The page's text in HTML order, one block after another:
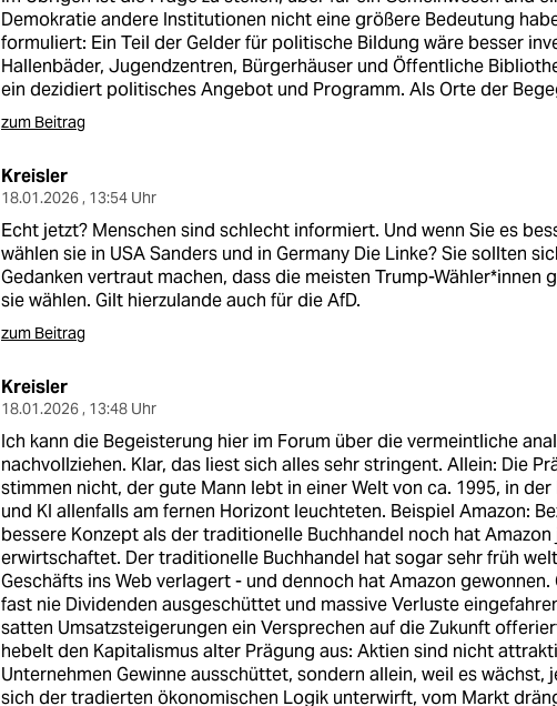
Demokratie andere Institutionen nicht eine größere Bedeutung
formuliert: Ein Teil der Gelder für politische Bildung wäre besser
Hallenbäder, Jugendzentren, Bürgerhäuser und Öffentliche
ein dezidiert politisches Angebot und Programm. Als Orte der
zum Beitrag
Kreisler
18.01.2026 , 13:54 Uhr
Echt jetzt? Menschen sind schlecht informiert. Und wenn Sie es
wählen sie in USA Sanders und in Germany Die Linke? Sie sollten
Gedanken vertraut machen, dass die meisten Trump-Wähler*innen
sie wählen. Gilt hierzulande auch für die AfD.
zum Beitrag
Kreisler
18.01.2026 , 13:48 Uhr
Ich kann die Begeisterung hier im Forum über die vermeintliche
nachvollziehen. Klar, das liest sich alles sehr stringent. Allein: Die
stimmen nicht, der gute Mann lebt in einer Welt von ca. 1995, in
und KI allenfalls am fernen Horizont leuchteten. Beispiel Amazon:
bessere Konzept als der traditionelle Buchhandel noch hat Amazon
erwirtschaftet. Der traditionelle Buchhandel hat sogar sehr früh
Geschäfts ins Web verlagert - und dennoch hat Amazon gewonnen.
fast nie Dividenden ausgeschüttet und massive Verluste
satten Umsatzsteigerungen ein Versprechen auf die Zukunft
hebelt den Kapitalismus alter Prägung aus: Aktien sind nicht
Unternehmen Gewinne ausschüttet, sondern allein, weil es wächst,
sich der tradierten ökonomischen Logik unterwirft, vom Markt